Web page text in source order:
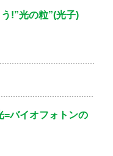
!”光の粒”(光子)
=バイオフォトンの